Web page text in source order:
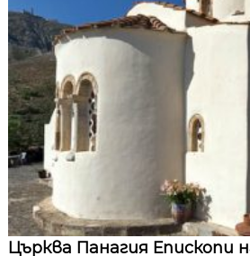
Църква Панагия Епископи